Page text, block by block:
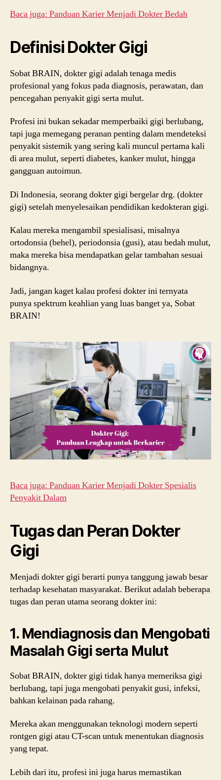
Baca juga: Panduan Karier Menjadi Dokter Bedah
Definisi Dokter Gigi
Sobat BRAIN, dokter gigi adalah tenaga medis
profesional yang fokus pada diagnosis, perawatan, dan
pencegahan penyakit gigi serta mulut.
Profesi ini bukan sekadar memperbaiki gigi berlubang,
tapi juga memegang peranan penting dalam mendeteksi
penyakit sistemik yang sering kali muncul pertama kali
di area mulut, seperti diabetes, kanker mulut, hingga
gangguan autoimun.
Di Indonesia, seorang dokter gigi bergelar drg. (dokter
gigi) setelah menyelesaikan pendidikan kedokteran gigi.
Kalau mereka mengambil spesialisasi, misalnya
ortodonsia (behel), periodonsia (gusi), atau bedah mulut,
maka mereka bisa mendapatkan gelar tambahan sesuai
bidangnya.
Jadi, jangan kaget kalau profesi dokter ini ternyata
punya spektrum keahlian yang luas banget ya, Sobat
BRAIN!
Baca juga: Panduan Karier Menjadi Dokter Spesialis
Penyakit Dalam
Tugas dan Peran Dokter
Gigi
Menjadi dokter gigi berarti punya tanggung jawab besar
terhadap kesehatan masyarakat. Berikut adalah beberapa
tugas dan peran utama seorang dokter ini:
1. Mendiagnosis dan Mengobati
Masalah Gigi serta Mulut
Sobat BRAIN, dokter gigi tidak hanya memeriksa gigi
berlubang, tapi juga mengobati penyakit gusi, infeksi,
bahkan kelainan pada rahang.
Mereka akan menggunakan teknologi modern seperti
rontgen gigi atau CT-scan untuk menentukan diagnosis
yang tepat.
Lebih dari itu, profesi ini juga harus memastikan